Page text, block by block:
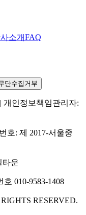
소개FAQ
단수집거부
| 개인정보책임관리자:
호: 제 2017-서울중
타운
호 010-9583-1408
RESERVED.